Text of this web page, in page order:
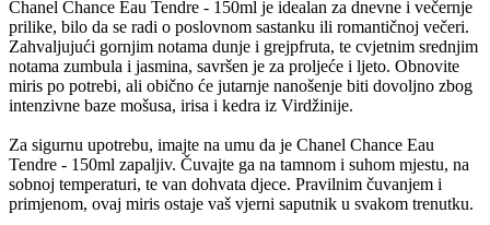
Chanel Chance Eau Tendre - 150ml je idealan za dnevne i večernje
prilike, bilo da se radi o poslovnom sastanku ili romantičnoj večeri.
Zahvaljujući gornjim notama dunje i grejpfruta, te cvjetnim srednjim
notama zumbula i jasmina, savršen je za proljeće i ljeto. Obnovite
miris po potrebi, ali obično će jutarnje nanošenje biti dovoljno zbog
intenzivne baze mošusa, irisa i kedra iz Virdžinije.
Za sigurnu upotrebu, imajte na umu da je Chanel Chance Eau
Tendre - 150ml zapaljiv. Čuvajte ga na tamnom i suhom mjestu, na
sobnoj temperaturi, te van dohvata djece. Pravilnim čuvanjem i
primjenom, ovaj miris ostaje vaš vjerni saputnik u svakom trenutku.